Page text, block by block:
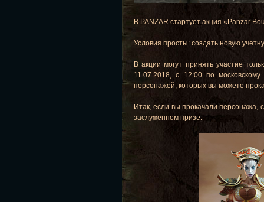
В PANZAR стартует акция «Panzar
Условия просты: создать новую
В акции могут принять участие
11.07.2018, с 12:00 по
персонажей, которых вы можете
Итак, если вы прокачали персонажа,
заслуженном призе: